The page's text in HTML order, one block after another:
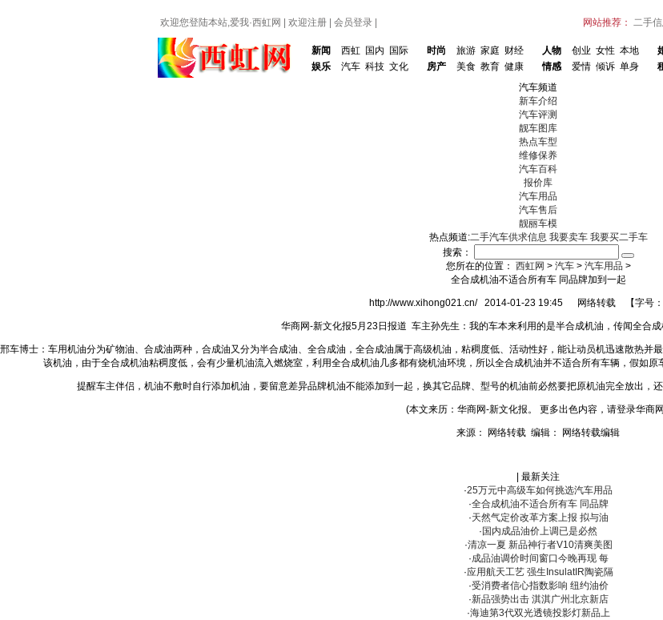
欢迎您登陆本站,爱我·西虹网 欢迎注册 会员登录 网站推荐： 二手
新闻 西虹 国内
国际
娱乐
汽车 科技 文化
时尚 旅游 家庭 财经
房产
美食 教育 健康
人物 创业 女性 本地
情感
爱情 倾诉 单身
汽车频道
新车介绍
汽车评测
靓车图库
热点车型
维修保养
汽车百科
报价库
汽车用品
汽车售后
靓丽车模
热点频道:二手汽车供求信息 我要卖车 我要买二手车
搜索：
您所在的位置： 西虹网 > 汽车> 汽车用品>
全合成机油不适合所有车 同品牌加到一起
http://www.xihong021.cn/ 2014-01-23 19:45 网络转载 【字号：
华商网-新文化报5月23日报道 车主孙先生：我的车本来利用的是半合成机油，传闻全合
邢车博士：车用机油分为矿物油、合成油两种，合成油又分为半合成油、全合成油，全合成油属于高级机油，粘稠度低、活动性好，能让动员机迅速散热
该机油，由于全合成机油粘稠度低，会有少量机油流入燃烧室，利用全合成机油几多都有烧机油环境，所以全合成机油并不适合所有车辆，假如
提醒车主伴侣，机油不敷时自行添加机油，要留意差异品牌机油不能添加到一起，换其它品牌、型号的机油前必然要把原机油完全放出，
(本文来历：华商网-新文化报。 更多出色内容，请登录华商
来源： 网络转载 编辑： 网络转载编辑
| 最新关注
·25万元中高级车如何挑选汽车用品
·全合成机油不适合所有车 同品牌
·天然气定价改革方案上报 拟与油
· 国内成品油价上调已是必然
·清凉一夏 新品神行者V10清爽美图
·成品油调价时间窗口今晚再现 每
·应用航天工艺 强生InsulatIR陶瓷隔
·受消费者信心指数影响 纽约油价
·新品强势出击 淇淇广州北京新店
·海迪第3代双光透镜投影灯新品上